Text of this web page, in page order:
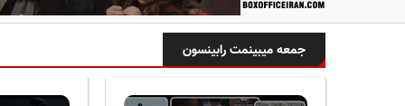
ب
ک
س
جمعه میبینمت رابینسون